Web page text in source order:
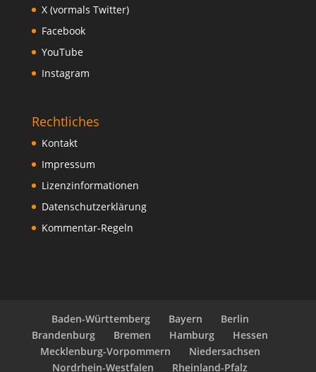
X (vormals Twitter)
Facebook
YouTube
Instagram
Rechtliches
Kontakt
Impressum
Lizenzinformationen
Datenschutzerklärung
Kommentar-Regeln
Baden-Württemberg Bayern
Berlin
Brandenburg
Bremen Hamburg
Hessen
Mecklenburg-Vorpommern
Niedersachsen
Nordrhein-Westfalen
Rheinland-Pfalz